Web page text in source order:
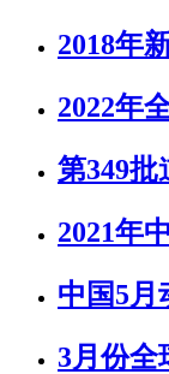
2018年
2022年
第349
2021年
中国5月
3月份全